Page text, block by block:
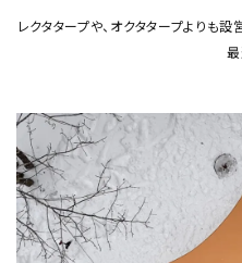
レクタタープや、オクタタープよりも
最